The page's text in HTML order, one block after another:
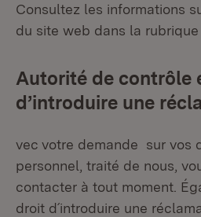
Consultez les informations
du site web dans la rubrique
Autorité de contrôle
d’introduire une
vec votre demande sur vos
personnel, traité de nous,
contacter à tout moment.
droit d´introduire une